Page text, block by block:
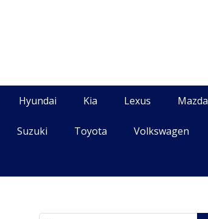
Hyundai Kia Lexus Mazda
Suzuki Toyota Volkswagen